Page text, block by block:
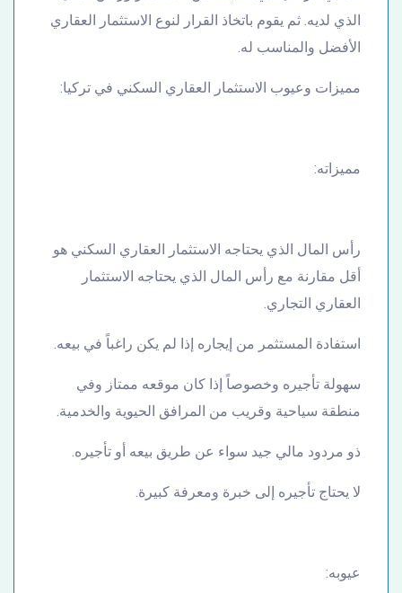
الذي لديه. ثم يقوم باتخاذ القرار لنوع الاستثمار العقاري
الأفضل والمناسب له.
مميزات وعيوب الاستثمار العقاري السكني في تركيا:
مميزاته:
رأس المال الذي يحتاجه الاستثمار العقاري السكني هو
أقل مقارنة مع رأس المال الذي يحتاجه الاستثمار
العقاري التجاري.
استفادة المستثمر من إيجاره إذا لم يكن راغباً في بيعه.
سهولة تأجيره وخصوصاً إذا كان موقعه ممتاز وفي
منطقة سياحية وقريب من المرافق الحيوية والخدمية.
ذو مردود مالي جيد سواء عن طريق بيعه أو تأجيره.
لا يحتاج تأجيره إلى خبرة ومعرفة كبيرة.
عيوبه: